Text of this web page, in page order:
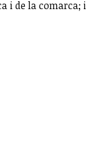
i de la comarca; i